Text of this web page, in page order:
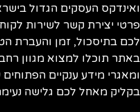
העסקים הגדול
יצירת קשר לשירות
בתיסכול, זמן והעברת
תוכלו למצוא מגוון
מידע ענקיים
מאחל לכם גלישה